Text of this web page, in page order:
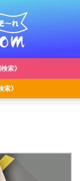
索》
索》